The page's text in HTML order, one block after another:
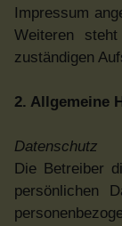
Impressum
Weiteren
zuständigen
2. Allgemeine
Datenschutz
Die Betreiber
persönlichen